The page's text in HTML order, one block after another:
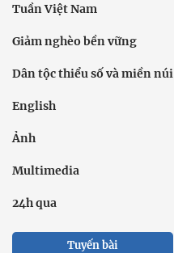
Tuần Việt Nam
Giảm nghèo bền vững
Dân tộc thiểu số và miền núi
English
Ảnh
Multimedia
24h qua
Tuyến bài